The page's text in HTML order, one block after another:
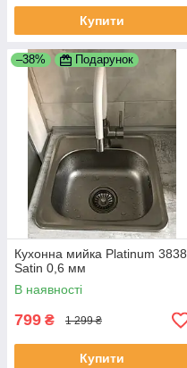
Купити
–38% Подарунок
Кухонна мийка Platinum 3838
Satin 0,6 мм
В наявності
799 ₴ 1 299 ₴
Купити